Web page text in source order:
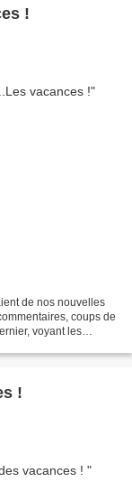
!
de nos nouvelles
coups de
voyant les
!